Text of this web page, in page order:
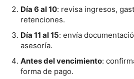
Día 6 al 10: revisa ingresos,
retenciones.
Día 11 al 15: envía
asesoría.
Antes del vencimiento:
forma de pago.